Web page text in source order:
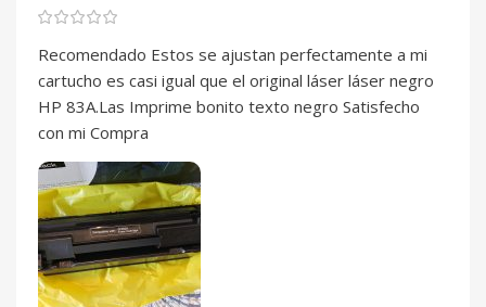
Recomendado Estos se ajustan perfectamente a mi
cartucho es casi igual que el original láser láser negro
HP 83A.Las Imprime bonito texto negro Satisfecho
con mi Compra